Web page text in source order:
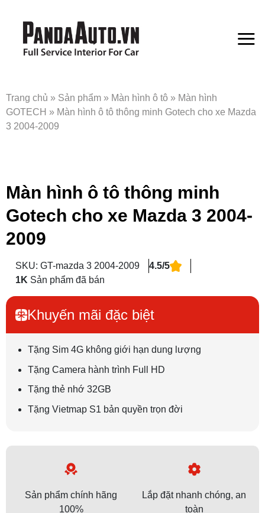
Trang chủ » Sản phẩm » Màn hình ô tô » Màn hình
GOTECH » Màn hình ô tô thông minh Gotech cho xe Mazda
3 2004-2009
Màn hình ô tô thông minh
Gotech cho xe Mazda 3 2004-
2009
SKU: GT-mazda 3 2004-2009
4.5/5
1K Sản phẩm đã bán
Khuyến mãi đặc biệt
Tặng Sim 4G không giới hạn dung lượng
Tặng Camera hành trình Full HD
Tặng thẻ nhớ 32GB
Tặng Vietmap S1 bản quyền trọn đời
Sản phẩm chính hãng
100%
Lắp đặt nhanh chóng, an
toàn